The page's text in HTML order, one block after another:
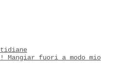
Mangiar fuori a modo mio